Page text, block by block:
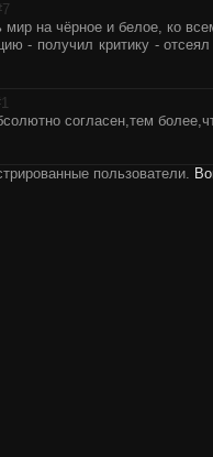
7
на чёрное и белое, ко
- получил критику - отсеял
1
согласен,тем
пользователи.